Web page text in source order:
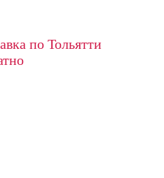
по Тольятти